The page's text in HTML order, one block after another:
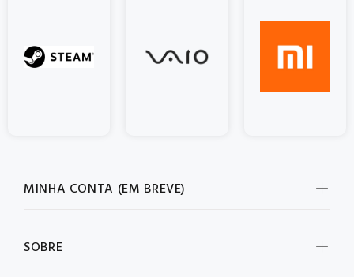
MINHA CONTA (EM BREVE)
SOBRE